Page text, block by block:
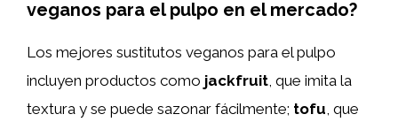
veganos para el pulpo en el mercado?
Los mejores sustitutos veganos para el pulpo
incluyen productos como jackfruit, que imita la
textura y se puede sazonar fácilmente; tofu, que